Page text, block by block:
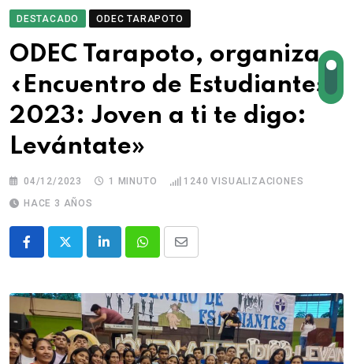
DESTACADO ODEC TARAPOTO
ODEC Tarapoto, organiza
«Encuentro de Estudiantes
2023: Joven a ti te digo:
Levántate»
04/12/2023 1 MINUTO 1240 VISUALIZACIONES
HACE 3 AÑOS